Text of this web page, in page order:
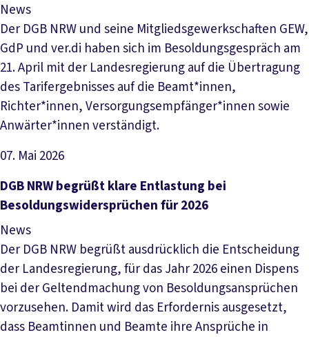
News
Der DGB NRW und seine Mitgliedsgewerkschaften GEW,
GdP und ver.di haben sich im Besoldungsgespräch am
21. April mit der Landesregierung auf die Übertragung
des Tarifergebnisses auf die Beamt*innen,
Richter*innen, Versorgungsempfänger*innen sowie
Anwärter*innen verständigt.
07. Mai 2026
Artikel lesen
DGB NRW begrüßt klare Entlastung bei
Besoldungswidersprüchen für 2026
News
Der DGB NRW begrüßt ausdrücklich die Entscheidung
der Landesregierung, für das Jahr 2026 einen Dispens
bei der Geltendmachung von Besoldungsansprüchen
vorzusehen. Damit wird das Erfordernis ausgesetzt,
dass Beamtinnen und Beamte ihre Ansprüche in